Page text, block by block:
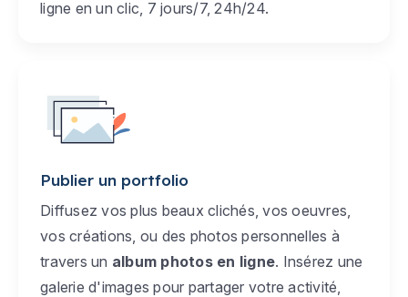
ligne en un clic, 7 jours/7, 24h/24.
Publier un portfolio
Diffusez vos plus beaux clichés, vos oeuvres,
vos créations, ou des photos personnelles à
travers un album photos en ligne. Insérez une
galerie d'images pour partager votre activité,